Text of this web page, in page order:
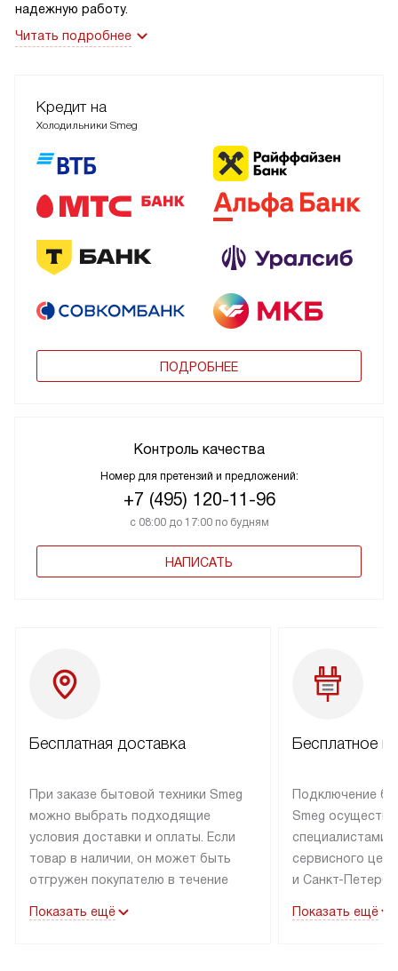
надежную работу.
Читать подробнее
Кредит на
Холодильники Smeg
ПОДРОБНЕЕ
Контроль качества
Номер для претензий и предложений:
+7 (495) 120-11-96
с 08:00 до 17:00 по будням
НАПИСАТЬ
Бесплатная доставка
При заказе бытовой техники Smeg
можно выбрать подходящие
условия доставки и оплаты. Если
товар в наличии, он может быть
отгружен покупателю в течение
лейблом доставляется бесплатно
Показать ещё
Бесплатное
Подключение
Smeg
специалистами
сервисного
и Санкт-
подключается
Показать ещё